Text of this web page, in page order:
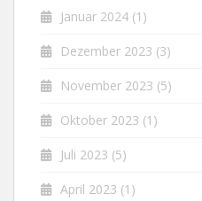
Januar 2024 (1)
Dezember 2023 (3)
November 2023 (5)
Oktober 2023 (1)
Juli 2023 (5)
April 2023 (1)